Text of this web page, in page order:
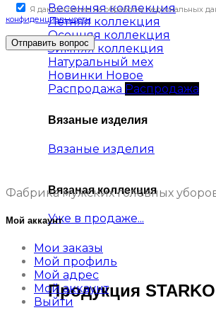
Весенняя коллекция
Летняя коллекция
Осенняя коллекция
Зимняя коллекция
Натуральный мех
Новинки
Распродажа
Вязаные изделия
Вязаные изделия
Вязаная коллекция
Уже в продаже...
Продукция
Я даю согласие на обработку персональных
конфиденциальности
Фабрика мужских головных
Мой аккаунт
Мои заказы
Мой профиль
Мой адрес
Мой аккаунт
Выйти